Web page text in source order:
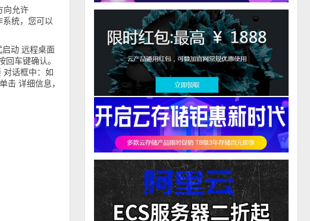
向允许
统，您可以
动 远程桌面
车键确认。
话框中：如
击 详细信息，